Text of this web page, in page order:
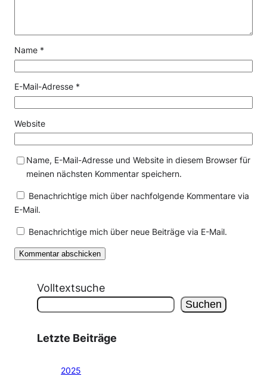
Name *
E-Mail-Adresse *
Website
Name, E-Mail-Adresse und Website in diesem Browser für
meinen nächsten Kommentar speichern.
Benachrichtige mich über nachfolgende Kommentare via
E-Mail.
Benachrichtige mich über neue Beiträge via E-Mail.
Volltextsuche
Suchen
Letzte Beiträge
2025